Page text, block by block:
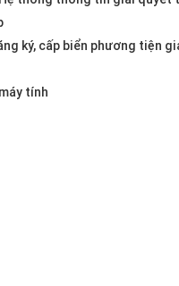
ký, cấp biển phương tiện
tính